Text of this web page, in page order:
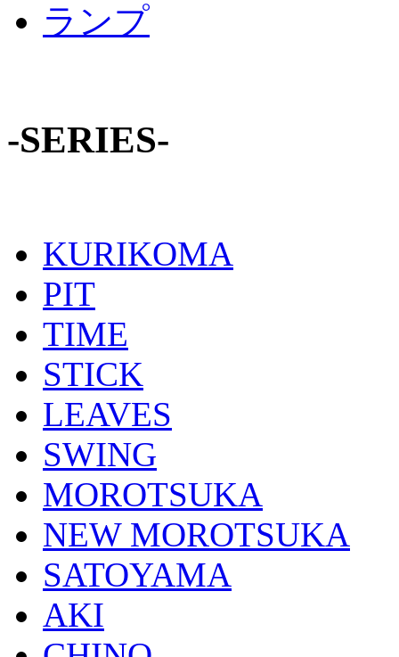
ランプ
-SERIES-
KURIKOMA
PIT
TIME
STICK
LEAVES
SWING
MOROTSUKA
NEW MOROTSUKA
SATOYAMA
AKI